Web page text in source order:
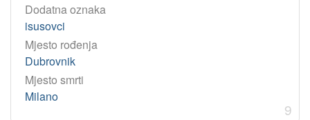
Dodatna oznaka
isusovci
Mjesto rođenja
Dubrovnik
Mjesto smrti
Milano
9